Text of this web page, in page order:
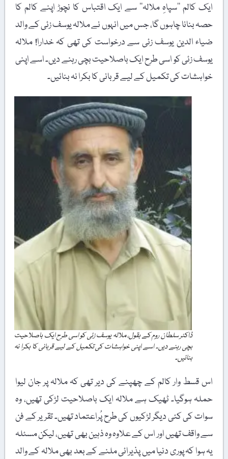
ایک کالم ’’سپاہِ ملالہ‘‘ سے ایک اقتباس کا نچوڑ اپنے کالم کا
حصہ بنانا چاہوں گا، جس میں انہوں نے ملالہ یوسف زئی کے والد
ضیاء الدین یوسف زئی سے درخواست کی تھی کہ خدارا! ملالہ
یوسف زئی کو اسی طرح ایک باصلاحیت بچی رہنے دیں۔ اسے اپنی
خواہشات کی تکمیل کے لیے قربانی کا بکرا نہ بنائیں۔
ڈاکٹر سلطان روم کے بقول، ملالہ یوسف زئی کو اسی طرح ایک باصلاحیت
بچی رہنے دیں۔ اسے اپنی خواہشات کی تکمیل کے لیے قربانی کا بکرا نہ
بنائیں۔
اس قسط وار کالم کے چھپنے کی دیر تھی کہ ملالہ پر جان لیوا
حملہ ہوگیا۔ ٹھیک ہے ملالہ ایک باصلاحیت لڑکی تھیں، وہ
سوات کی کئی دیگر لڑکیوں کی طرح پُراعتماد تھیں۔ تقریر کے فن
سے واقف تھیں اور اس کے علاوہ وہ ذہین بھی تھیں، لیکن مسئلہ
یہ ہوا کہ پوری دنیا میں پذیرائی ملنے کے بعد بھی ملالہ کے والد